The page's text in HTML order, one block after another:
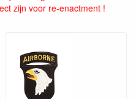
zijn voor re-enactment !